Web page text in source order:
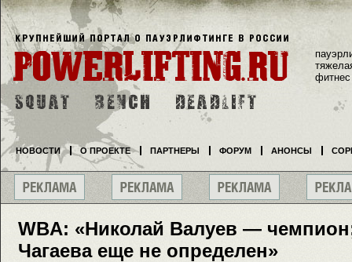
WBA: «Николай Валуев —
Чагаева еще не определен»
фитнес
НОВОСТИ О ПРОЕКТЕ ПАРТНЕРЫ ФОРУМ АНОНСЫ